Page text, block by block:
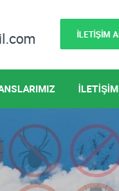
İLETİŞİM
İLETİŞİM